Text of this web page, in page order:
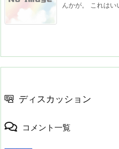
んかが。 これは
ディスカッション
コメント一覧